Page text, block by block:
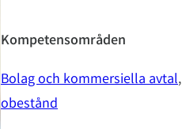
Kompetensområden
Bolag och kommersiella avtal,
obestånd